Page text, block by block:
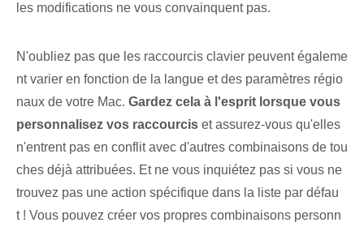
les modifications ne vous convainquent pas.
N'oubliez pas que les raccourcis clavier peuvent égaleme
nt varier en fonction de la langue et des paramètres régio
naux de votre Mac. Gardez cela à l'esprit lorsque vous
personnalisez vos raccourcis et assurez-vous qu'elles
n'entrent pas en conflit avec d'autres combinaisons de tou
ches déjà attribuées. ⁣Et ne vous inquiétez pas si vous ne
trouvez pas une action spécifique dans la liste par défau
t ! Vous pouvez créer vos propres combinaisons personn